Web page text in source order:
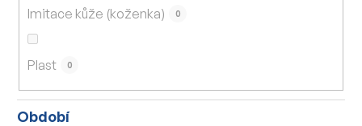
Imitace kůže (koženka) 0
Plast 0
Období